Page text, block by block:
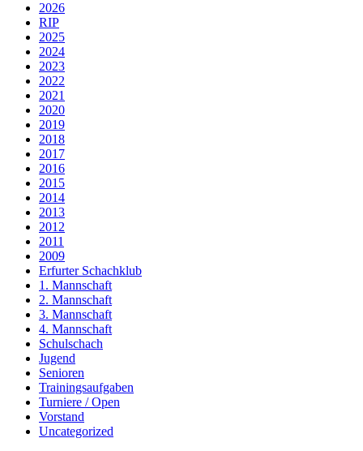
2026
RIP
2025
2024
2023
2022
2021
2020
2019
2018
2017
2016
2015
2014
2013
2012
2011
2009
Erfurter Schachklub
1. Mannschaft
2. Mannschaft
3. Mannschaft
4. Mannschaft
Schulschach
Jugend
Senioren
Trainingsaufgaben
Turniere / Open
Vorstand
Uncategorized